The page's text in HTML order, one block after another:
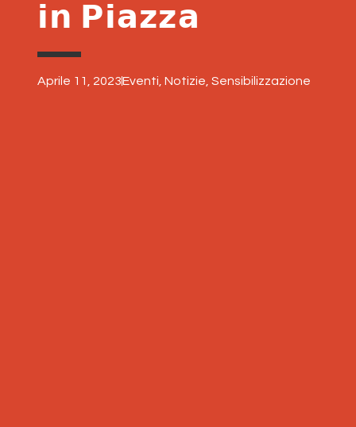
𝗶𝗻 𝗣𝗶𝗮𝘇𝘇𝗮
Aprile 11, 2023Eventi Notizie Sensibilizzazione